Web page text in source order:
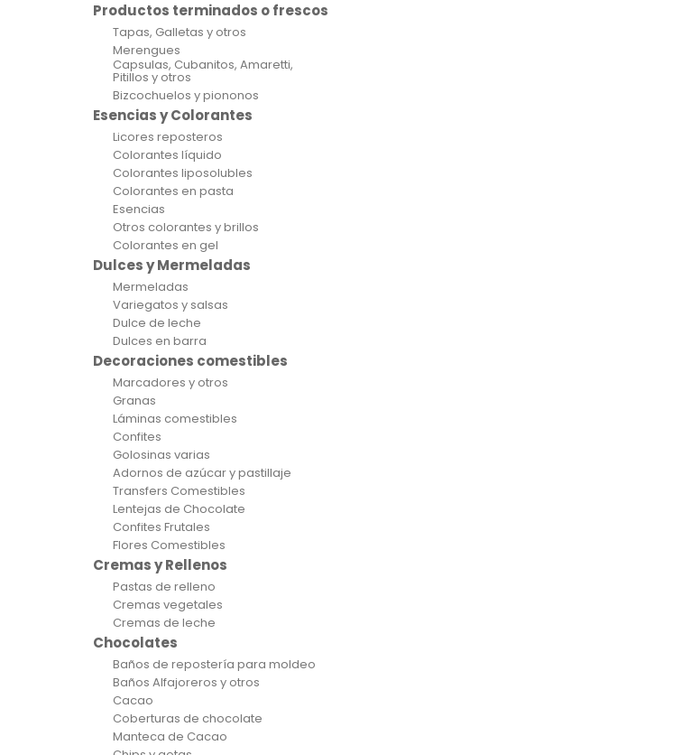
Productos terminados o frescos
Tapas, Galletas y otros
Merengues
Capsulas, Cubanitos, Amaretti,
Pitillos y otros
Bizcochuelos y piononos
Esencias y Colorantes
Licores reposteros
Colorantes líquido
Colorantes liposolubles
Colorantes en pasta
Esencias
Otros colorantes y brillos
Colorantes en gel
Dulces y Mermeladas
Mermeladas
Variegatos y salsas
Dulce de leche
Dulces en barra
Decoraciones comestibles
Marcadores y otros
Granas
Láminas comestibles
Confites
Golosinas varias
Adornos de azúcar y pastillaje
Transfers Comestibles
Lentejas de Chocolate
Confites Frutales
Flores Comestibles
Cremas y Rellenos
Pastas de relleno
Cremas vegetales
Cremas de leche
Chocolates
Baños de repostería para moldeo
Baños Alfajoreros y otros
Cacao
Coberturas de chocolate
Manteca de Cacao